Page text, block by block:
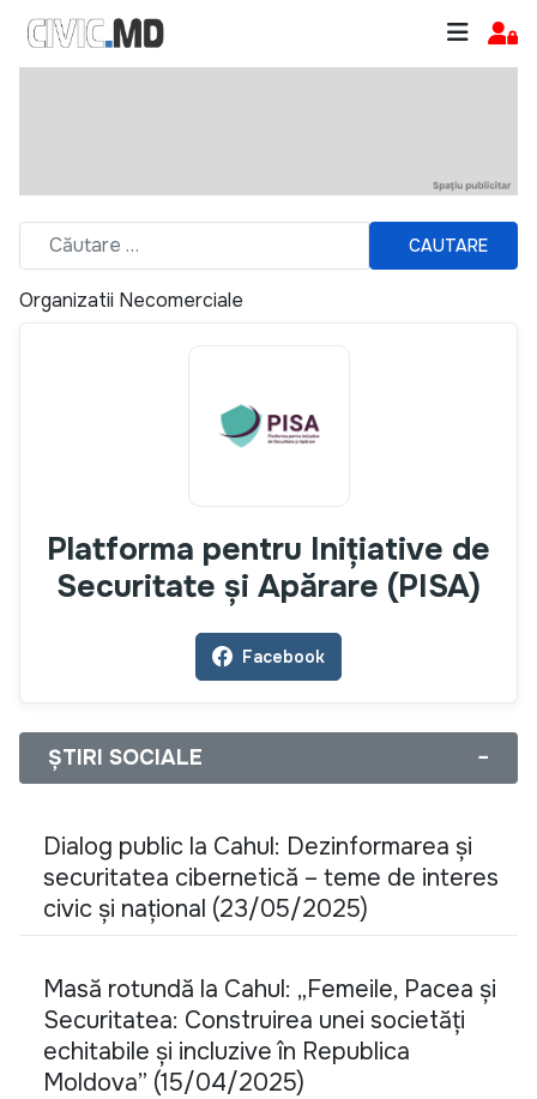
CAUTARE
Organizatii Necomerciale
Platforma pentru Inițiative de
Securitate și Apărare (PISA)
Facebook
ȘTIRI SOCIALE −
Dialog public la Cahul: Dezinformarea și
securitatea cibernetică – teme de interes
civic și național (23/05/2025)
Masă rotundă la Cahul: „Femeile, Pacea și
Securitatea: Construirea unei societăți
echitabile și incluzive în Republica
Moldova” (15/04/2025)